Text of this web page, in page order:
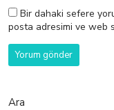
Bir dahaki sefere
posta adresimi ve web
Ara